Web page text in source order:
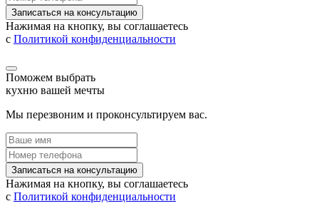
Записаться на консультацию
Нажимая на кнопку, вы соглашаетесь
с Политикой конфиденциальности
Поможем выбрать
кухню вашей мечты
Мы перезвоним и проконсультируем вас.
Записаться на консультацию
Нажимая на кнопку, вы соглашаетесь
с Политикой конфиденциальности